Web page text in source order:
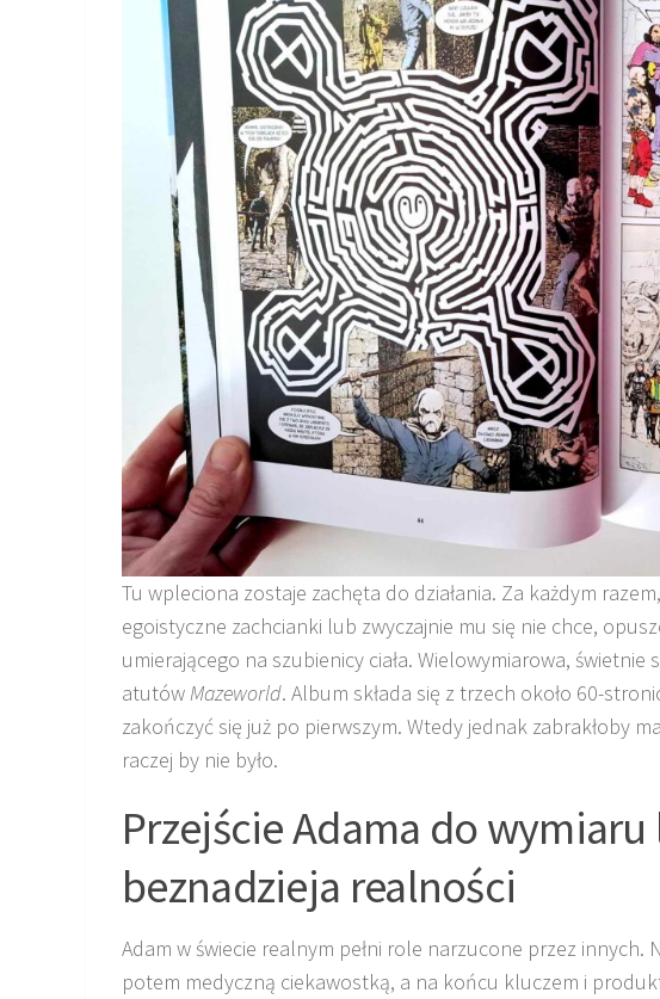
Tu wpleciona zostaje zachęta do działania. Za każdym
egoistyczne zachcianki lub zwyczajnie mu się nie chce,
umierającego na szubienicy ciała. Wielowymiarowa,
atutówMazeworld. Album składa się z trzech około 60-
zakończyć się już po pierwszym. Wtedy jednak zabrakłoby
raczej by nie było.
Przejście Adama do
beznadzieja realności
Adam w świecie realnym pełni role narzucone przez innych.
potem medyczną ciekawostką, a na końcu kluczem i